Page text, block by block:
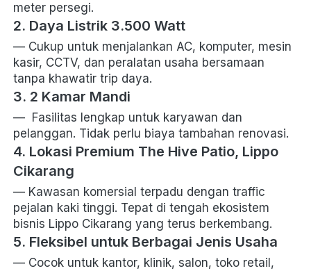
meter persegi.
2. Daya Listrik 3.500 Watt
— Cukup untuk menjalankan AC, komputer, mesin
kasir, CCTV, dan peralatan usaha bersamaan
tanpa khawatir trip daya.
3. 2 Kamar Mandi
—  Fasilitas lengkap untuk karyawan dan
pelanggan. Tidak perlu biaya tambahan renovasi.
4. Lokasi Premium The Hive Patio, Lippo
Cikarang
— Kawasan komersial terpadu dengan traffic
pejalan kaki tinggi. Tepat di tengah ekosistem
bisnis Lippo Cikarang yang terus berkembang.
5. Fleksibel untuk Berbagai Jenis Usaha
— Cocok untuk kantor, klinik, salon, toko retail,